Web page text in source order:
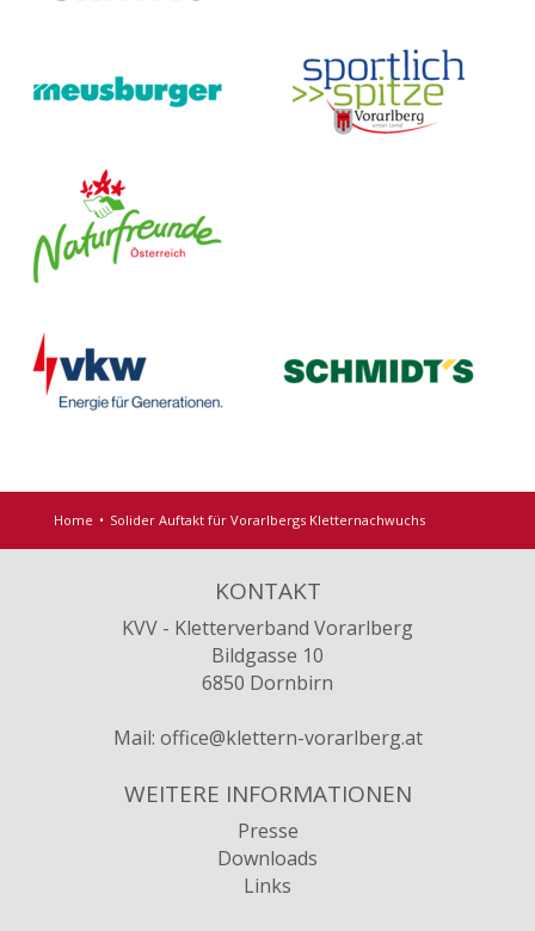
Home Solider Auftakt für Vorarlbergs Kletternachwuchs
KONTAKT
KVV - Kletterverband Vorarlberg
Bildgasse 10
6850 Dornbirn
Mail: office@klettern-vorarlberg.at
WEITERE INFORMATIONEN
Presse
Downloads
Links